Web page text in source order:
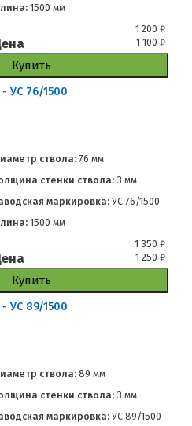
1500 мм
1 200₽
1 100₽
Купить
- УС 76/1500
ствола:76 мм
стенки ствола:3 мм
маркировка:УС 76/1500
1500 мм
1 350₽
1 250₽
Купить
- УС 89/1500
ствола:89 мм
стенки ствола:3 мм
маркировка:УС 89/1500